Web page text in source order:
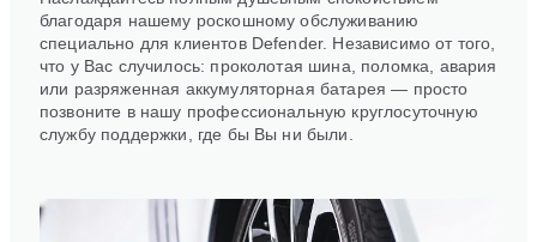
благодаря нашему роскошному обслуживанию
специально для клиентов Defender. Независимо от того,
что у Вас случилось: проколотая шина, поломка, авария
или разряженная аккумуляторная батарея — просто
позвоните в нашу профессиональную круглосуточную
службу поддержки, где бы Вы ни были.